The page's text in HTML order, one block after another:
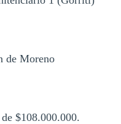
de Moreno
$108.000.000.